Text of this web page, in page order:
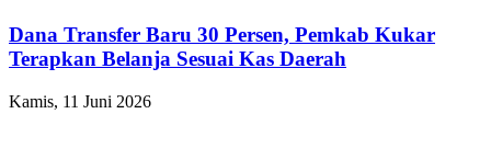
Dana Transfer Baru 30 Persen, Pemkab Kukar
Terapkan Belanja Sesuai Kas Daerah
Kamis, 11 Juni 2026